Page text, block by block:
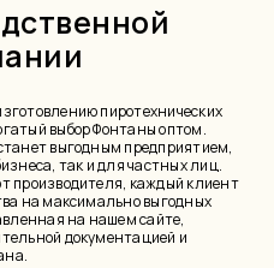
пиротехнических
выбор Фонтаны оптом.
выгодным предприятием,
так и для частных лиц.
производителя, каждый клиент
на максимально выгодных
на нашем сайте,
документацией и